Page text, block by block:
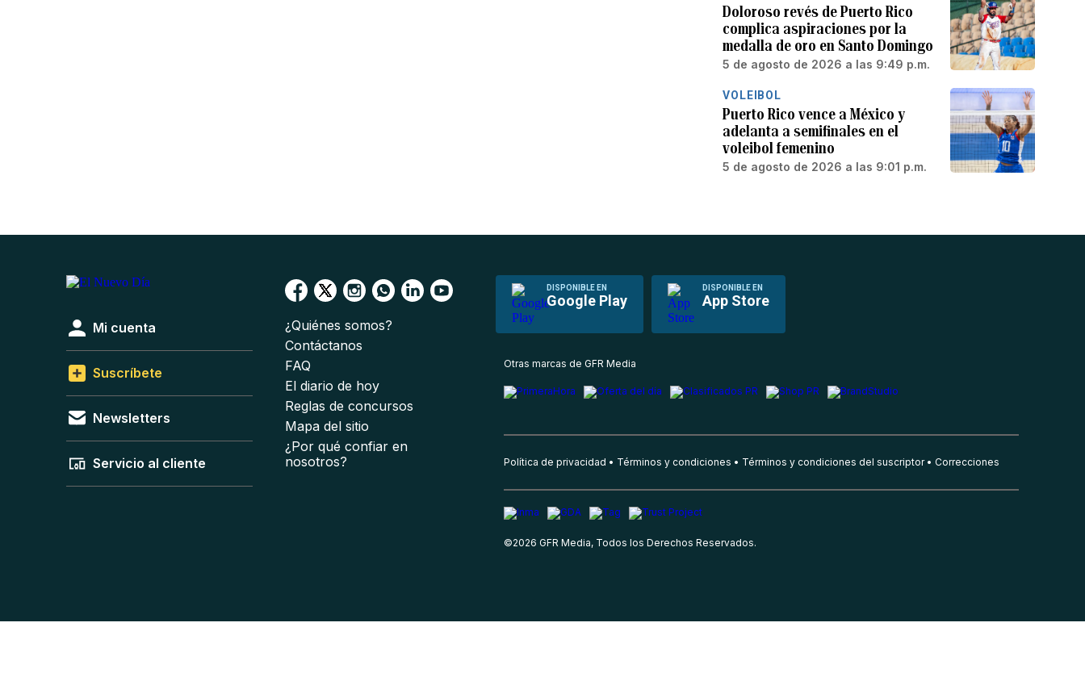
Doloroso revés de Puerto Rico
complica aspiraciones por la
medalla de oro en Santo Domingo
5 de agosto de 2026 a las 9:49 p.m.
VOLEIBOL
Puerto Rico vence a México y
adelanta a semifinales en el
voleibol femenino
5 de agosto de 2026 a las 9:01 p.m.
DISPONIBLE EN
Google Play
DISPONIBLE EN
App Store
Mi cuenta
Suscríbete
Newsletters
Servicio al cliente
¿Quiénes somos?
Contáctanos
FAQ
El diario de hoy
Reglas de concursos
Mapa del sitio
¿Por qué confiar en
nosotros?
Otras marcas de GFR Media
Política de privacidad Términos y condiciones Términos y condiciones del suscriptor Correcciones
©2026 GFR Media, Todos los Derechos Reservados.